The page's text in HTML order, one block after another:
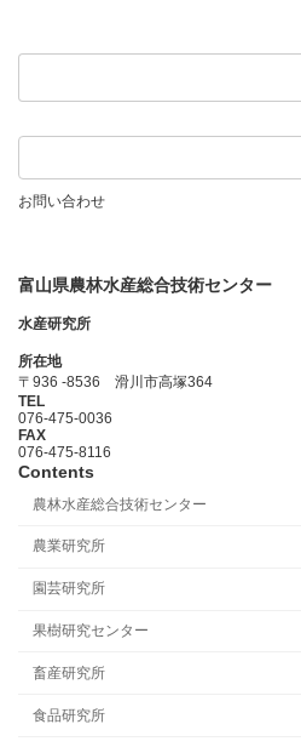
検
お問い合わせ
富山県農林水産総合技術センター
水産研究所
所在地
〒936 -8536 滑川市高塚364
TEL
076-475-0036
FAX
076-475-8116
Contents
農林水産総合技術センター
農業研究所
園芸研究所
果樹研究センター
畜産研究所
食品研究所